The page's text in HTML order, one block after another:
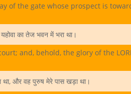
of the gate whose prospect is
का तेज भवन में भरा था।
and, behold, the glory of the
और वह पुरुष मेरे पास खड़ा था।